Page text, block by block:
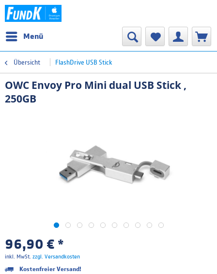
Menü
Übersicht FlashDrive USB Stick
OWC Envoy Pro Mini dual USB Stick ,
250GB
96,90 € *
inkl. MwSt. zzgl. Versandkosten
Kostenfreier Versand!